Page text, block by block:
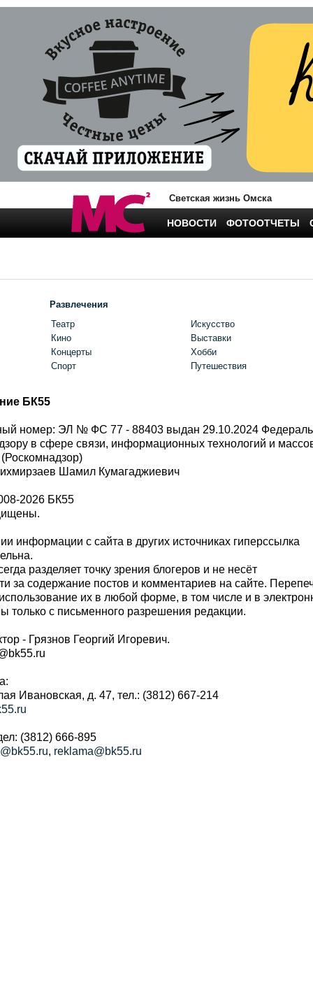
Светская жизнь Омска
НОВОСТИ ФОТООТЧЕТЫ
Развлечения
Театр
Кино
Концерты
Спорт
Искусство
Выставки
Хобби
Путешествия
БК55
номер: ЭЛ № ФС 77 - 88403 выдан 29.10.2024
в сфере связи, информационных технологий и
Шамил Кумагаджиевич
2026 БК55
информации с сайта в других источниках гиперссылка
разделяет точку зрения блогеров и не несёт
за содержание постов и комментариев на сайте.
их в любой форме, в том числе и в
с письменного разрешения редакции.
- Грязнов Георгий Игоревич.
Ивановская, д. 47, тел.: (3812) 667-214
(3812) 666-895
, reklama@bk55.ru